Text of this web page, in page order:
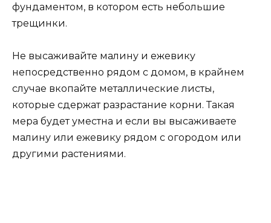
фундаментом, в котором есть небольшие
трещинки.
Не высаживайте малину и ежевику
непосредственно рядом с домом, в крайнем
случае вкопайте металлические листы,
которые сдержат разрастание корни. Такая
мера будет уместна и если вы высаживаете
малину или ежевику рядом с огородом или
другими растениями.